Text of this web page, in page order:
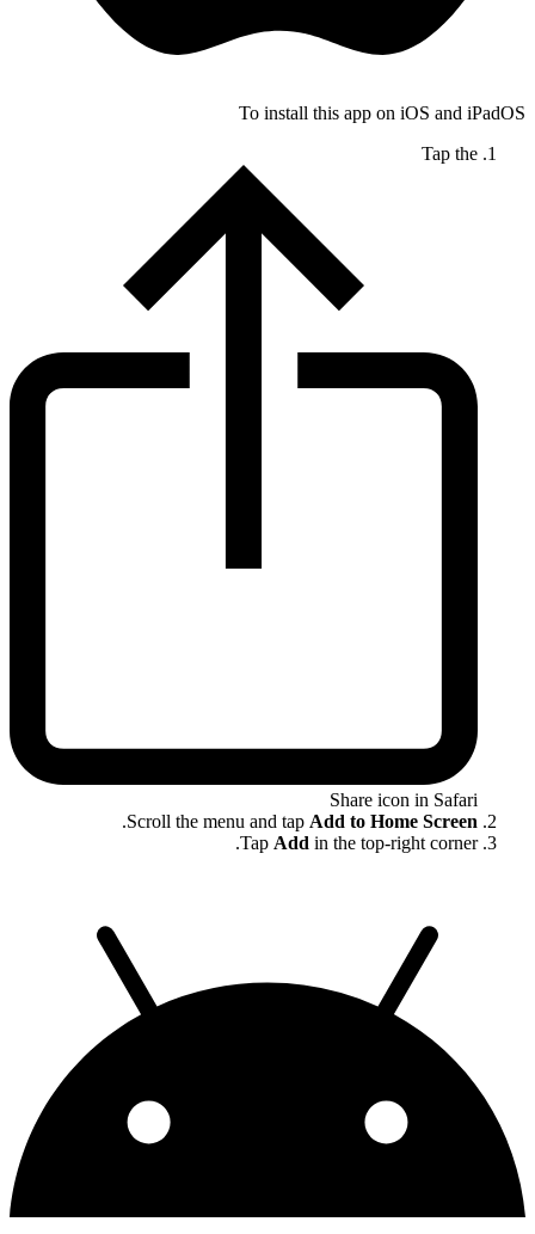
To install this app on iOS and iPadOS
Tap the
Share icon in Safari
Scroll the menu and tap Add to Home Screen
.
Tap Add in the top-right corner.